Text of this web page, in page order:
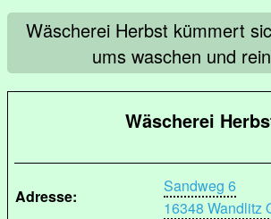
Wäscherei Herbst kümmert
ums waschen und
Wäscherei
Adresse:
Sandweg 6
16348 Wandlitz